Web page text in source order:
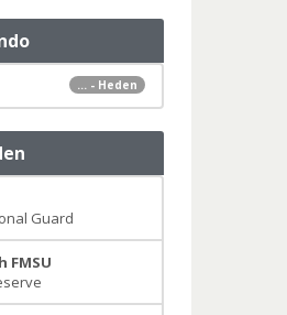
... - Heden
Guard
FMSU